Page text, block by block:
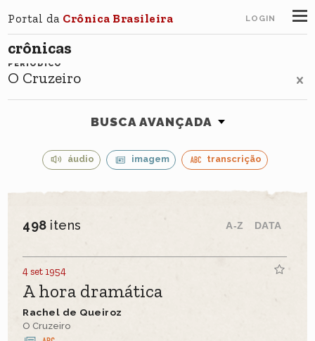
Portal da Crônica Brasileira LOGIN
crônicas
PERIÓDICO
O Cruzeiro
BUSCA AVANÇADA
áudio imagem transcrição
498 itens A-Z DATA
4 set 1954
A hora dramática
Rachel de Queiroz
O Cruzeiro